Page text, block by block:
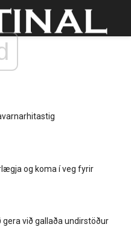
og koma í veg fyrir
gera við gallaða undirstöður